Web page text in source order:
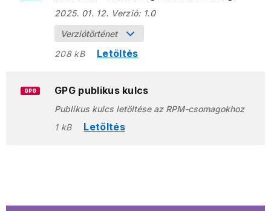
2025. 01. 12. Verzió: 1.0
Verziótörténet
208 kB
Letöltés
GPG GPG publikus kulcs
Publikus kulcs letöltése az RPM-csomagokhoz
1 kB
Letöltés